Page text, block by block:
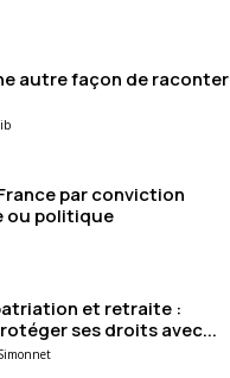
autre façon de raconter
par conviction
ou politique
et retraite :
ses droits avec...